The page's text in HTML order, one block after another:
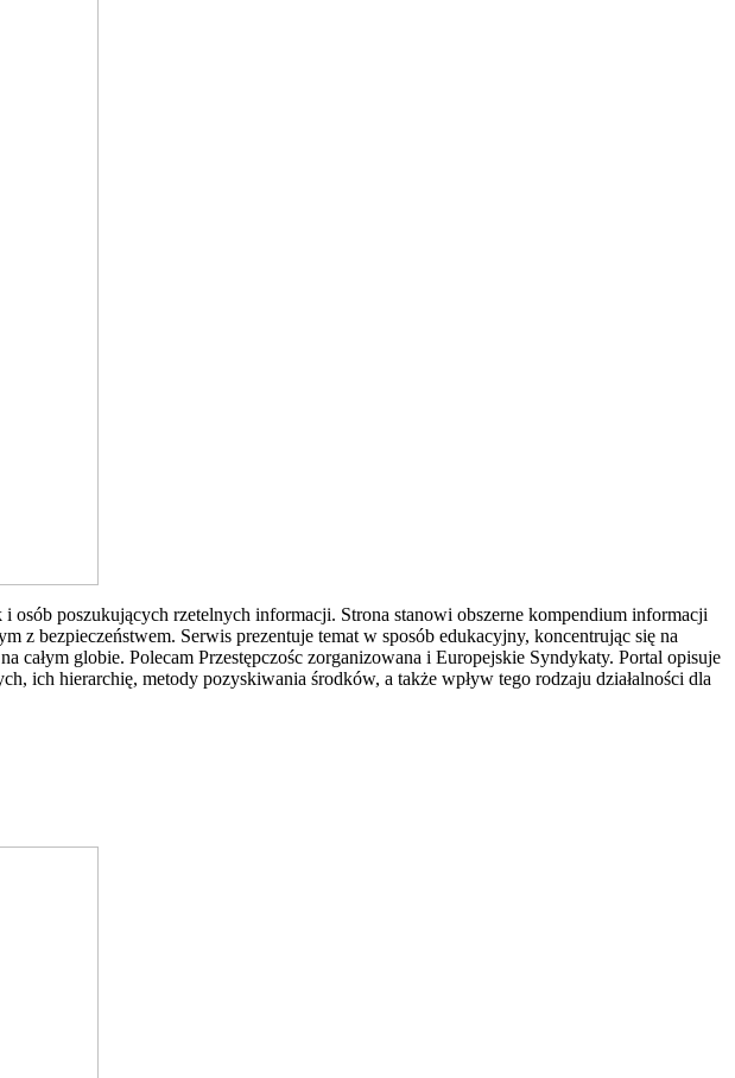
poszukujących rzetelnych informacji. Strona stanowi obszerne kompendium informacji
z bezpieczeństwem. Serwis prezentuje temat w sposób edukacyjny, koncentrując się na
całym globie. Polecam Przestępczośc zorganizowana i Europejskie Syndykaty. Portal opisuje
ich hierarchię, metody pozyskiwania środków, a także wpływ tego rodzaju działalności dla